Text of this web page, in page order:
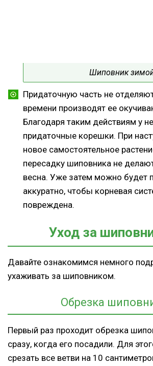
Шиповник
Придаточную часть не
времени производят ее
Благодаря таким действиям у
придаточные корешки. При
новое самостоятельное
пересадку шиповника не
весна. Уже затем можно будет
аккуратно, чтобы корневая
повреждена.
Уход за
Давайте ознакомимся немного
ухаживать за шиповником.
Обрезка
Первый раз проходит обрезка
сразу, когда его посадили. Для
срезать все ветви на 10